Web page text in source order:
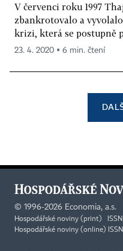
V červenci roku 1997
zbankrotovalo a
krizi, která se postupně
23. 4. 2020 ▪ 6 min. čtení
© 1996-2026 Economia, a.s.
Hospodářské noviny (print)
Hospodářské noviny (online)